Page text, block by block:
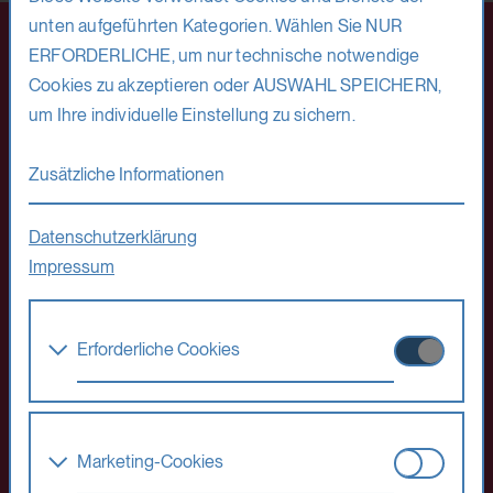
unten aufgeführten Kategorien. Wählen Sie NUR
ERFORDERLICHE, um nur technische notwendige
Cookies zu akzeptieren oder AUSWAHL SPEICHERN,
um Ihre individuelle Einstellung zu sichern.
Zusätzliche Informationen
Datenschutzerklärung
Impressum
Erforderliche Cookies
Diese Cookies werden benötigt um die
ermöglichen. Diese Cookies können daher
Marketing-Cookies
Kontakt
Presse
Verein der Freunde
Impressum